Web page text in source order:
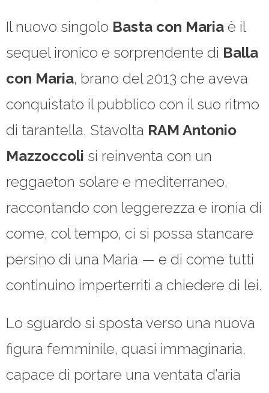
Il nuovo singolo Basta con Maria è il
sequel ironico e sorprendente di Balla
con Maria, brano del 2013 che aveva
conquistato il pubblico con il suo ritmo
di tarantella. Stavolta RAM Antonio
Mazzoccoli si reinventa con un
reggaeton solare e mediterraneo,
raccontando con leggerezza e ironia di
come, col tempo, ci si possa stancare
persino di una Maria — e di come tutti
continuino imperterriti a chiedere di lei.
Lo sguardo si sposta verso una nuova
figura femminile, quasi immaginaria,
capace di portare una ventata d’aria